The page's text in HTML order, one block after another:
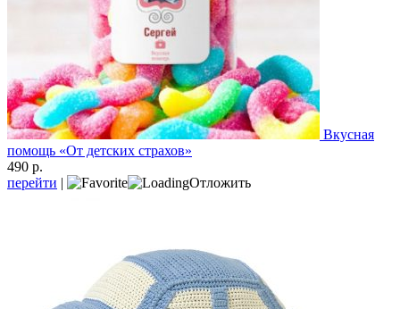
Вкусная
помощь «От детских страхов»
490 р.
перейти | Отложить